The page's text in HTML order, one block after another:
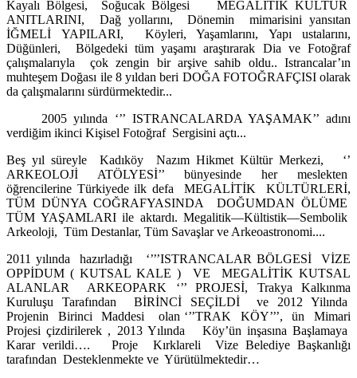
Kayalı Bölgesi, Soğucak Bölgesi MEGALİTİK KÜLTÜR
ANITLARINI, Dağ yollarını, Dönemin mimarisini yansıtan
İĞMELİ YAPILARI, Köyleri, Yaşamlarını, Yapı ustalarını,
Düğünleri, Bölgedeki tüm yaşamı araştırarak Dia ve Fotoğraf
çalışmalarıyla çok zengin bir arşive sahib oldu.. Istrancalar’ın
muhteşem Doğası ile 8 yıldan beri DOĞA FOTOĞRAFÇISI olarak
da çalışmalarını sürdürmektedir...
2005 yılında ‘’’ ISTRANCALARDA YAŞAMAK’’ adını
verdiğim ikinci Kişisel Fotoğraf Sergisini açtı...
Beş yıl süreyle Kadıköy Nazım Hikmet Kültür Merkezi, ‘’
ARKEOLOJİ ATÖLYESİ’’ bünyesinde her meslekten
öğrencilerine Türkiyede ilk defa MEGALİTİK KÜLTÜRLERİ,
TÜM DÜNYA COĞRAFYASINDA DOĞUMDAN ÖLÜME
TÜM YAŞAMLARI ile aktardı. Megalitik—Kültistik—Sembolik
Arkeoloji, Tüm Destanlar, Tüm Savaşlar ve Arkeoastronomi....
2011 yılında hazırladığı ‘’’’ISTRANCALAR BÖLGESİ VİZE
OPPİDUM ( KUTSAL KALE ) VE MEGALİTİK KUTSAL
ALANLAR ARKEOPARK ‘’’ PROJESİ, Trakya Kalkınma
Kuruluşu Tarafından BİRİNCİ SEÇİLDİ ve 2012 Yilında
Projenin Birinci Maddesi olan ‘’’TRAK KÖY’’’, ün Mimari
Projesi çizdirilerek , 2013 Yılında Köy’ün inşasına Başlamaya
Karar verildi…. Proje Kırklareli Vize Belediye Başkanlığı
tarafından Desteklenmekte ve Yürütülmektedir…